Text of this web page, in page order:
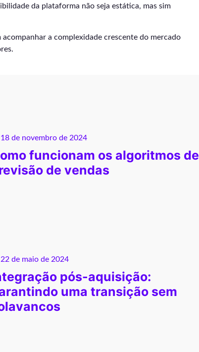
da plataforma não seja estática, mas sim
a complexidade crescente do mercado
18 de novembro de 2024
funcionam os algoritmos de
de vendas
22 de maio de 2024
pós-aquisição:
uma transição sem